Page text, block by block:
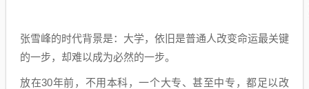
张雪峰的时代背景是：大学，依旧是普通人改变命运最关键
的一步，却难以成为必然的一步。
放在30年前，不用本科，一个大专、甚至中专，都足以改